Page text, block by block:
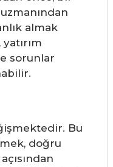
almak
sorunlar
Bu
doğru